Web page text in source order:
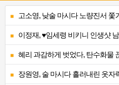
고소영, 낮술 마시다 노량진서 쫓
이정재, ♥임세령 비키니 인생샷
혜리 과감하게 벗었다, 탄수화물
장원영, 술 마시다 흘러내린 옷